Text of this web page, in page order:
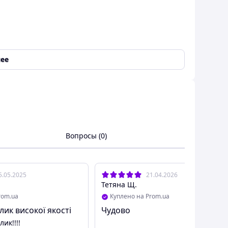
Вопросы (0)
високої якості
21.04.2026
Тетяна Щ.
Куплено на Prom.ua
Чудово